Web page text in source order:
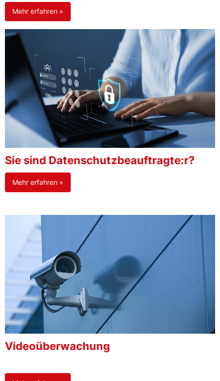
Mehr erfahren »
Sie sind Datenschutzbeauftragte:r?
Mehr erfahren »
Videoüberwachung